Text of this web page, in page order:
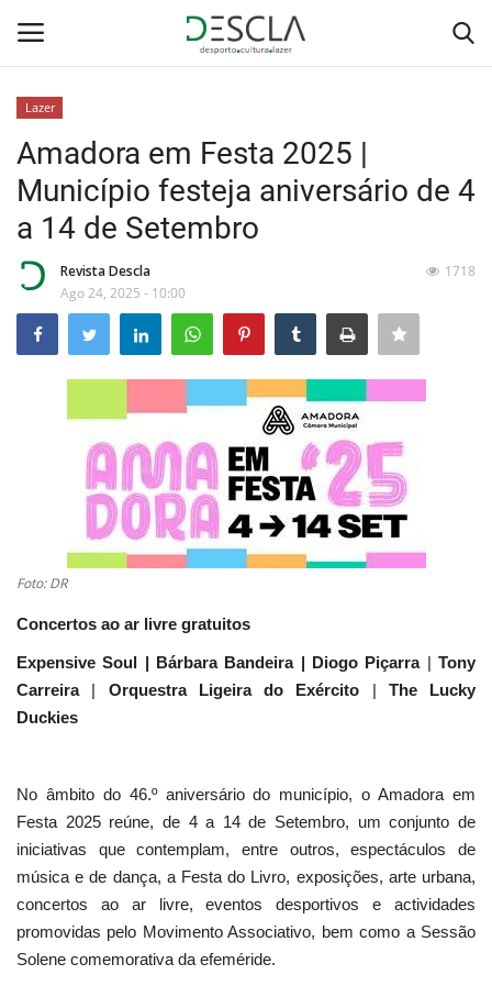
Home
Desporto
Sobre Nós
Educação
Estatuto Editorial
Saúde
Cultura
Ambiente
Lazer
Amadora em Festa 2025 |
Município festeja aniversário de 4
a 14 de Setembro
Revista Descla
Ago 24, 2025 - 10:00
1718
Foto: DR
Concertos ao ar livre gratuitos
Expensive Soul | Bárbara Bandeira | Diogo Piçarra|Tony
Carreira| Orquestra Ligeira do Exército | The Lucky
Duckies
No âmbito do 46.º aniversário do município, o Amadora em
Festa 2025 reúne, de 4 a 14 de Setembro, um conjunto de
iniciativas que contemplam, entre outros, espectáculos de
música e de dança, a Festa do Livro, exposições, arte urbana,
concertos ao ar livre, eventos desportivos e actividades
promovidas pelo Movimento Associativo, bem como a Sessão
Solene comemorativa da efeméride.